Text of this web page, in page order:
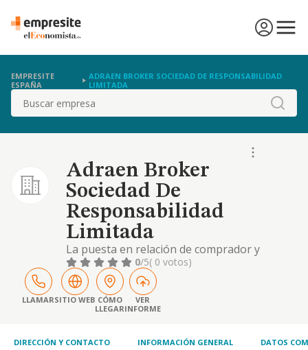
EMPRESITE
ESPAÑA
ADRAEN BROKER SOCIEDAD DE RESPONSABILIDAD
LIMITADA
Buscar
Adraen Broker
Sociedad De
Responsabilidad
Limitada
La puesta en relación de comprador y
vendedor o bien realizar actos de comercio
por cuenta de sus comitentes, en todas las
fases de la comercialización de toda clase de
material eléctrico
0/5( 0 votos)
LLAMARSITIO WEB CÓMO
LLEGAR
VER
INFORME
DIRECCIÓN Y CONTACTO INFORMACIÓN GENERAL DATOS